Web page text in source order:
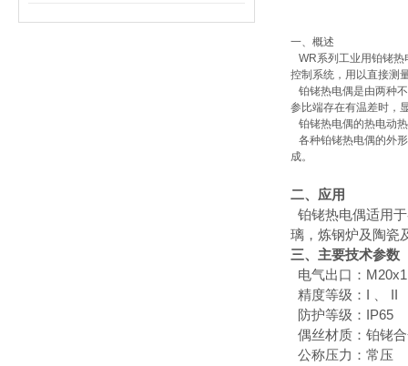
一、概述
WR系列工业用铂铑热
控制系统，用以直接测
铂铑热电偶是由两种
参比端存在有温差时，
铂铑热电偶的热电动
各种铂铑热电偶的外
成。
二、应用
铂铑热电偶适用
璃，炼钢炉及陶瓷
三、主要技术参数
电气出口：
精度等级：I 、 II
防护等级：IP65
偶丝材质：铂铑
公称压力：常压